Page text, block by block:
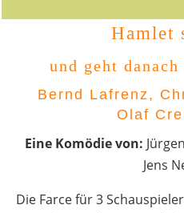
und geht
Bernd Lafrenz,
Olaf
Eine Komödie von:
Jens
Die Farce für 3